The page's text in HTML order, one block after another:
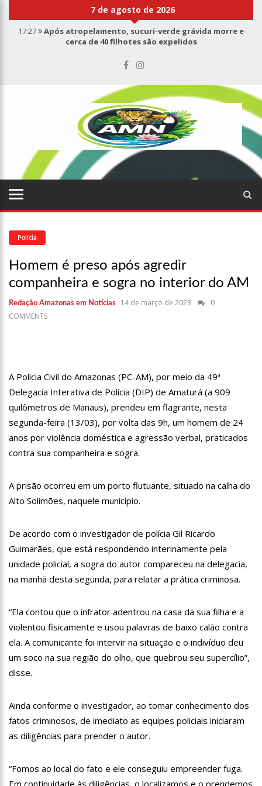
7 de agosto de 2026
17:27
Após atropelamento, sucuri-verde grávida morre e
cerca de 40 filhotes são expelidos
Haras Nilton Lins já registra 9 mortes de cavalos por
suspeita de botulismo
Saiba quem é Mazinho da Ecobarreira, candidato a vereador
de Manaus (vídeo)
Consumidores denunciam falta de preços em produtos e até
mau cheiro em freezer de supermercado na Cidade Nova
08:00
Justiça proíbe ex-prefeito de chegar perto de prefeita de
Nhamundá, no AM
15:01
Carro envolvido em acidente fatal pertencia a Wanderley
equipamentos aos profissionais da Segurança Pública
em Manaus
18:42 Preço médio da gasolina registra queda e vai a R$ 5,04 no
17:36
10:07 SSP-AM vistoria construção do Canil do Corpo de Bombeiros
do Amazonas
22:31 Mulher mata o próprio marido a facadas após descobrir
traição; veja vídeo
09:06 David Almeida desce de carro na Boulevard e reafirma apoio
para Hissa Abrahão: ‘meu deputado federal’
09:04 BOMBA! Pastor é coagido por sistema político da Ieadam para
15:00 Com a família, Israel Carvalho participa de ato pró-Brasil
neste 07 de setembro
23:48 Hissa Abrahão é recebido por multidão na zona Leste de
Manaus
de enfermeiros
18:08 Com quase 300 mil votos para o Senado em 2018, Hissa é
recebido por multidão na zona Sul de Manaus
12:51 Hissa Abrahão dispara e deve ser o primeiro no Avante à
Eldorado
22:45 Hissa Abrahão tem candidatura deferida pela Justiça Eleitoral
Polícia
Homem é preso após agredir
companheira e sogra no interior do AM
Redação Amazonas em Notícias 14 de março de 2023
0
COMMENTS
A Polícia Civil do Amazonas (PC-AM), por meio da 49ª
Delegacia Interativa de Polícia (DIP) de Amaturá (a 909
quilômetros de Manaus), prendeu em flagrante, nesta
segunda-feira (13/03), por volta das 9h, um homem de 24
anos por violência doméstica e agressão verbal, praticados
contra sua companheira e sogra.
A prisão ocorreu em um porto flutuante, situado na calha do
Alto Solimões, naquele município.
De acordo com o investigador de polícia Gil Ricardo
Guimarães, que está respondendo interinamente pela
unidade policial, a sogra do autor compareceu na delegacia,
na manhã desta segunda, para relatar a prática criminosa.
“Ela contou que o infrator adentrou na casa da sua filha e a
violentou fisicamente e usou palavras de baixo calão contra
ela. A comunicante foi intervir na situação e o indivíduo deu
um soco na sua região do olho, que quebrou seu supercílio”,
disse.
Ainda conforme o investigador, ao tomar conhecimento dos
fatos criminosos, de imediato as equipes policiais iniciaram
as diligências para prender o autor.
“Fomos ao local do fato e ele conseguiu empreender fuga.
Em continuidade às diligências, o localizamos e o prendemos